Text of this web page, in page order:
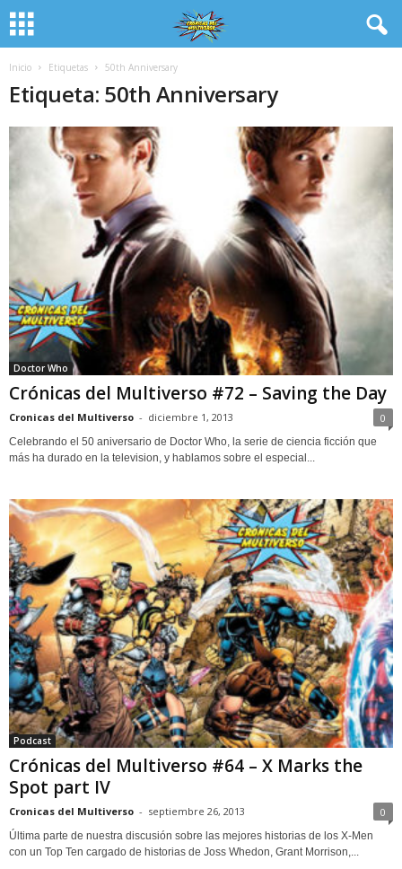
Inicio Etiquetas 50th Anniversary
Etiqueta: 50th Anniversary
Doctor Who
Crónicas del Multiverso #72 – Saving the Day
Cronicas del Multiverso - diciembre 1, 2013 0
Celebrando el 50 aniversario de Doctor Who, la serie de ciencia ficción que
más ha durado en la television, y hablamos sobre el especial...
Podcast
Crónicas del Multiverso #64 – X Marks the
Spot part IV
Cronicas del Multiverso - septiembre 26, 2013 0
Última parte de nuestra discusión sobre las mejores historias de los X-Men
con un Top Ten cargado de historias de Joss Whedon, Grant Morrison,...